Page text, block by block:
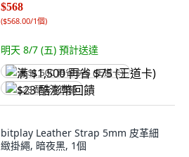
$568
($568.00/1個)
明天 8/7 (五) 預計送達
满 $1,500 再省 $75 (王道卡)
$23 酷澎幣回饋
bitplay Leather Strap 5mm 皮革細
緻掛繩, 暗夜黑, 1個